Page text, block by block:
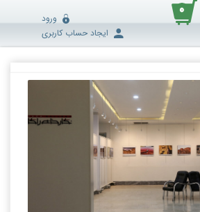
۰
ورود
ایجاد حساب کاربری